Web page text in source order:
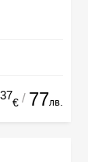
€ / 77лв.